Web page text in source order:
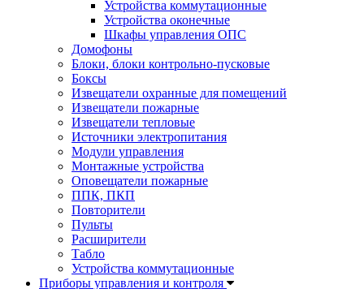
Устройства коммутационные
Устройства оконечные
Шкафы управления ОПС
Домофоны
Блоки, блоки контрольно-пусковые
Боксы
Извещатели охранные для помещений
Извещатели пожарные
Извещатели тепловые
Источники электропитания
Модули управления
Монтажные устройства
Оповещатели пожарные
ППК, ПКП
Повторители
Пульты
Расширители
Табло
Устройства коммутационные
Приборы управления и контроля